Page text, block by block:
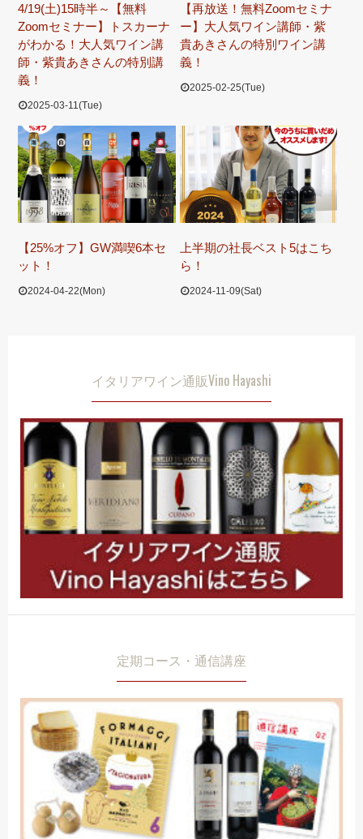
4/19(土)15時半～【無料
Zoomセミナー】トスカーナ
がわかる！大人気ワイン講
師・紫貴あきさんの特別講
義！
2025-03-11(Tue)
【再放送！無料Zoomセミナ
ー】大人気ワイン講師・紫
貴あきさんの特別ワイン講
義！
2025-02-25(Tue)
【25%オフ】GW満喫6本セ
ット！
2024-04-22(Mon)
上半期の社長ベスト5はこち
ら！
2024-11-09(Sat)
イタリアワイン通販Vino Hayashi
定期コース・通信講座